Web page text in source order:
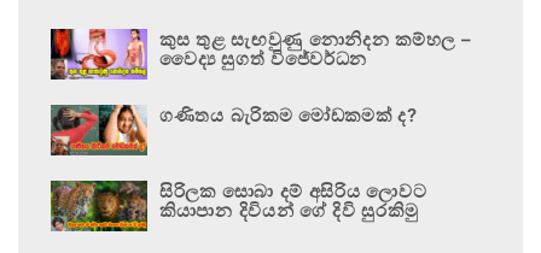
කුස තුළ සැඟවුණු නොනිදන කම්හල –
වෛද්‍ය සුගත් විජේවර්ධන
ගණිතය බැරිකම මෝඩකමක් ද?
සිරිලක සොබා දම් අසිරිය ලොවට
කියාපාන දිවියන් ගේ දිවි සුරකිමු